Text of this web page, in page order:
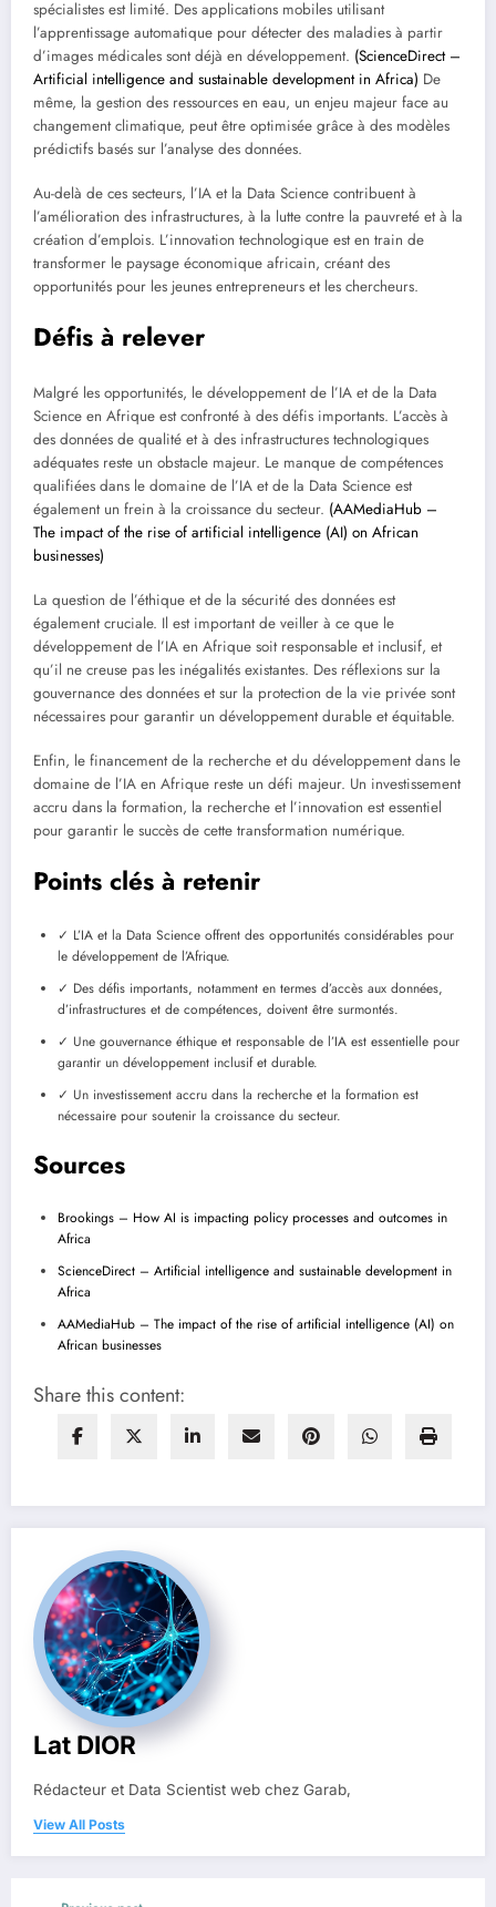
spécialistes est limité. Des applications mobiles utilisant
l’apprentissage automatique pour détecter des maladies à partir
d’images médicales sont déjà en développement. (ScienceDirect –
Artificial intelligence and sustainable development in Africa) De
même, la gestion des ressources en eau, un enjeu majeur face au
changement climatique, peut être optimisée grâce à des modèles
prédictifs basés sur l’analyse des données.
Au-delà de ces secteurs, l’IA et la Data Science contribuent à
l’amélioration des infrastructures, à la lutte contre la pauvreté et à la
création d’emplois. L’innovation technologique est en train de
transformer le paysage économique africain, créant des
opportunités pour les jeunes entrepreneurs et les chercheurs.
Défis à relever
Malgré les opportunités, le développement de l’IA et de la Data
Science en Afrique est confronté à des défis importants. L’accès à
des données de qualité et à des infrastructures technologiques
adéquates reste un obstacle majeur. Le manque de compétences
qualifiées dans le domaine de l’IA et de la Data Science est
également un frein à la croissance du secteur. (AAMediaHub –
The impact of the rise of artificial intelligence (AI) on African
businesses)
La question de l’éthique et de la sécurité des données est
également cruciale. Il est important de veiller à ce que le
développement de l’IA en Afrique soit responsable et inclusif, et
qu’il ne creuse pas les inégalités existantes. Des réflexions sur la
gouvernance des données et sur la protection de la vie privée sont
nécessaires pour garantir un développement durable et équitable.
Enfin, le financement de la recherche et du développement dans le
domaine de l’IA en Afrique reste un défi majeur. Un investissement
accru dans la formation, la recherche et l’innovation est essentiel
pour garantir le succès de cette transformation numérique.
Points clés à retenir
✓ L’IA et la Data Science offrent des opportunités considérables pour
le développement de l’Afrique.
✓ Des défis importants, notamment en termes d’accès aux données,
d’infrastructures et de compétences, doivent être surmontés.
✓ Une gouvernance éthique et responsable de l’IA est essentielle pour
garantir un développement inclusif et durable.
✓ Un investissement accru dans la recherche et la formation est
nécessaire pour soutenir la croissance du secteur.
Sources
Brookings – How AI is impacting policy processes and outcomes in
Africa
ScienceDirect – Artificial intelligence and sustainable development in
Africa
AAMediaHub – The impact of the rise of artificial intelligence (AI) on
African businesses
Share this content:
Lat DIOR
Rédacteur et Data Scientist web chez Garab,
View All Posts